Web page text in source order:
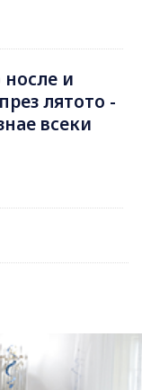
и
лятотo -
всеки